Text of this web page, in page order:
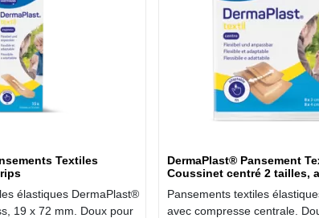
Textiles
élastiques DermaPlast®
19 x 72 mm. Doux pour
DermaPlast® Pansement
Coussinet centré 2 tailles,
Pansements textiles
avec compresse centrale.